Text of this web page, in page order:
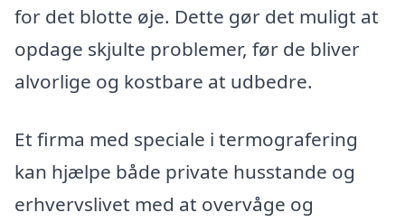
for det blotte øje. Dette gør det muligt at
opdage skjulte problemer, før de bliver
alvorlige og kostbare at udbedre.
Et firma med speciale i termografering
kan hjælpe både private husstande og
erhvervslivet med at overvåge og